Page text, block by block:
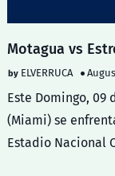
Motagua vs
ELVERRUCA
Este Domingo, 09
(Miami) se
Estadio Nacional